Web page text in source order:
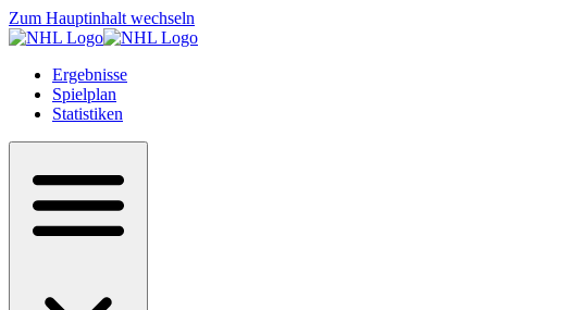
Zum Hauptinhalt wechseln
Ergebnisse
Spielplan
Statistiken